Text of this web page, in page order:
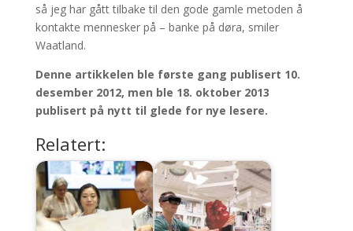
så jeg har gått tilbake til den gode gamle metoden å
kontakte mennesker på – banke på døra, smiler
Waatland.
Denne artikkelen ble første gang publisert 10.
desember 2012, men ble 18. oktober 2013
publisert på nytt til glede for nye lesere.
Relatert: